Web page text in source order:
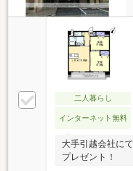
二人暮らし
インターネット無料
大手引越会社に
プレゼント！